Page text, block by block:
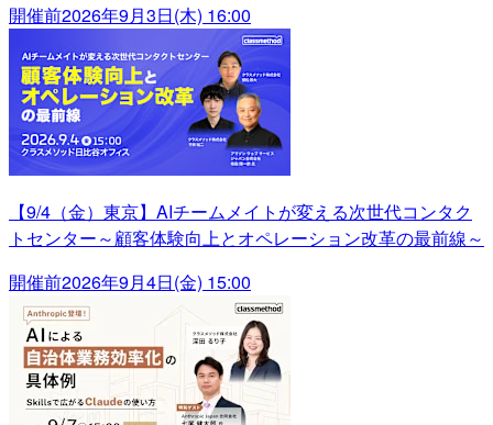
開催前2026年9月3日(木) 16:00
【9/4（金）東京】AIチームメイトが変える次世代コンタク
トセンター～顧客体験向上とオペレーション改革の最前線～
開催前2026年9月4日(金) 15:00